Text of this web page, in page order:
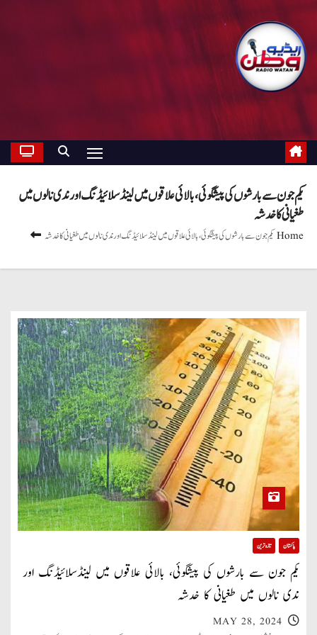
یکم جون سے بارشوں کی پیشگوئی، بالائی علاقوں میں لینڈسلائیڈنگ اور ندی نالوں میں
طغیانی کا خدشہ
Homeیکم جون سے بارشوں کی پیشگوئی، بالائی علاقوں میں لینڈسلائیڈنگ اور ندی نالوں میں طغیانی کا خدشہ
پاکستان تازہ ترین
یکم جون سے بارشوں کی پیشگوئی، بالائی علاقوں میں لینڈسلائیڈنگ اور
ندی نالوں میں طغیانی کا خدشہ
MAY 28, 2024